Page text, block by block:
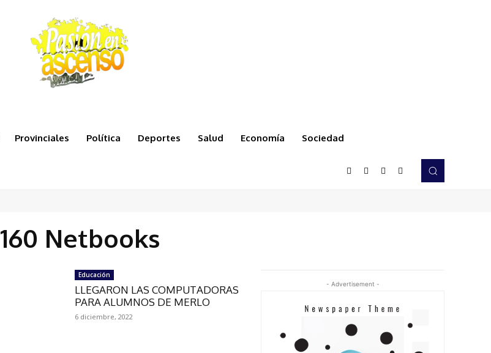
Provinciales Política Deportes Salud Economía Sociedad
160 Netbooks
Educación
LLEGARON LAS COMPUTADORAS
PARA ALUMNOS DE MERLO
6 diciembre, 2022
- Advertisement -